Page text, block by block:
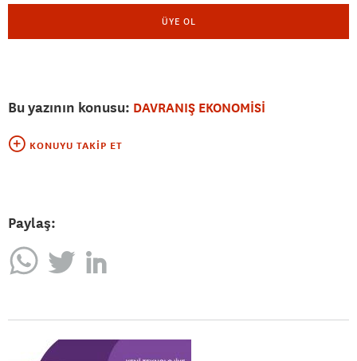
ÜYE OL
Bu yazının konusu: DAVRANIŞ EKONOMİSİ
KONUYU TAKIP ET
Paylaş: